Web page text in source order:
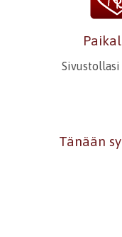
Tänään